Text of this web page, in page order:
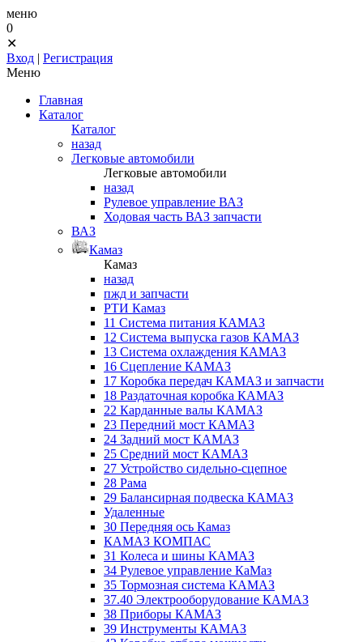
меню
0
✕
Вход | Регистрация
Меню
Главная
Каталог
Каталог
назад
Легковые автомобили
Легковые автомобили
назад
Рулевое управление ВАЗ
Ходовая часть ВАЗ запчасти
ВАЗ
Камаз
Камаз
назад
пжд и запчасти
РТИ Камаз
11 Система питания КАМАЗ
12 Система выпуска газов КАМАЗ
13 Система охлаждения КАМАЗ
16 Сцепление КАМАЗ
17 Коробка передач КАМАЗ и запчасти
18 Раздаточная коробка КАМАЗ
22 Карданные валы КАМАЗ
23 Передний мост КАМАЗ
24 Задний мост КАМАЗ
25 Средний мост КАМАЗ
27 Устройство сидельно-сцепное
28 Рама
29 Балансирная подвеска КАМАЗ
Удаленные
30 Передняя ось Камаз
КАМАЗ КОМПАС
31 Колеса и шины КАМАЗ
34 Рулевое управление КаМаз
35 Тормозная система КАМАЗ
37.40 Электрооборудование КАМАЗ
38 Приборы КАМАЗ
39 Инструменты КАМАЗ